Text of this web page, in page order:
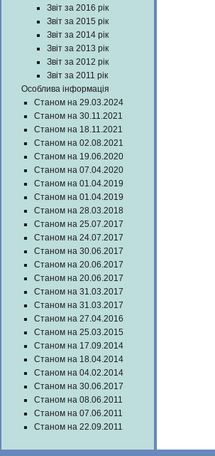
Звіт за 2016 рік
Звіт за 2015 рік
Звіт за 2014 рік
Звіт за 2013 рік
Звіт за 2012 рік
Звіт за 2011 рік
Особлива інформація
Станом на 29.03.2024
Станом на 30.11.2021
Станом на 18.11.2021
Станом на 02.08.2021
Станом на 19.06.2020
Станом на 07.04.2020
Станом на 01.04.2019
Станом на 01.04.2019
Станом на 28.03.2018
Станом на 25.07.2017
Станом на 24.07.2017
Станом на 30.06.2017
Станом на 20.06.2017
Станом на 20.06.2017
Станом на 31.03.2017
Станом на 31.03.2017
Станом на 27.04.2016
Станом на 25.03.2015
Станом на 17.09.2014
Станом на 18.04.2014
Станом на 04.02.2014
Станом на 30.06.2017
Станом на 08.06.2011
Станом на 07.06.2011
Станом на 22.09.2011